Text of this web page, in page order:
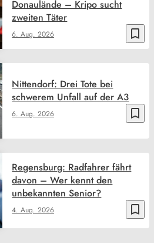
bookmark_border
6. Aug. 2026
Donaulände – Kripo sucht
zweiten Täter
bookmark_border
6. Aug. 2026
Nittendorf: Drei Tote bei
schwerem Unfall auf der A3
bookmark_border
4. Aug. 2026
Regensburg: Radfahrer fährt
davon – Wer kennt den
unbekannten Senior?